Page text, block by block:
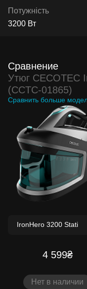
Потужність
3200 Вт
Сравнение
Утюг CECOTEC
(CCTC-01865)
Сравнить больше
4 599₴
Нет в наличии